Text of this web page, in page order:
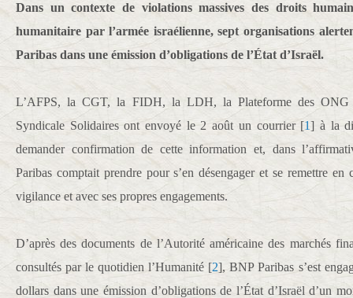
Dans un contexte de violations massives des droits
humanitaire par l’armée israélienne, sept organisations
Paribas dans une émission d’obligations de l’État d’Israël.
L’AFPS, la CGT, la FIDH, la LDH, la Plateforme des ONG
Syndicale Solidaires ont envoyé le 2 août un courrier[1] à la
demander confirmation de cette information et, dans
Paribas comptait prendre pour s’en désengager et se remettre
vigilance et avec ses propres engagements.
D’après des documents de l’Autorité américaine des marchés
consultés par le quotidien l’Humanité [2], BNP Paribas s’est
dollars dans une émission d’obligations de l’État d’Israël d’un